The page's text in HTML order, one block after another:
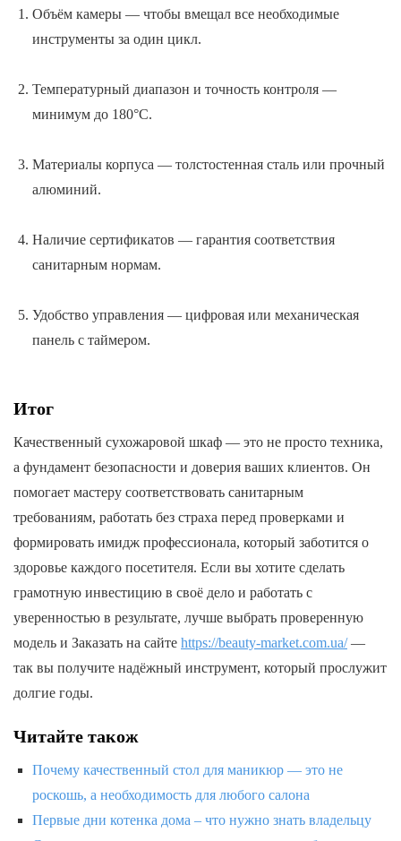
Объём камеры — чтобы вмещал все необходимые
инструменты за один цикл.
Температурный диапазон и точность контроля —
минимум до 180°C.
Материалы корпуса — толстостенная сталь или прочный
алюминий.
Наличие сертификатов — гарантия соответствия
санитарным нормам.
Удобство управления — цифровая или механическая
панель с таймером.
Итог
Качественный сухожаровой шкаф — это не просто техника,
а фундамент безопасности и доверия ваших клиентов. Он
помогает мастеру соответствовать санитарным
требованиям, работать без страха перед проверками и
формировать имидж профессионала, который заботится о
здоровье каждого посетителя. Если вы хотите сделать
грамотную инвестицию в своё дело и работать с
уверенностью в результате, лучше выбрать проверенную
модель и Заказать на сайте https://beauty-market.com.ua/—
так вы получите надёжный инструмент, который прослужит
долгие годы.
Читайте також
Почему качественный стол для маникюр — это не
роскошь, а необходимость для любого салона
Первые дни котенка дома – что нужно знать владельцу